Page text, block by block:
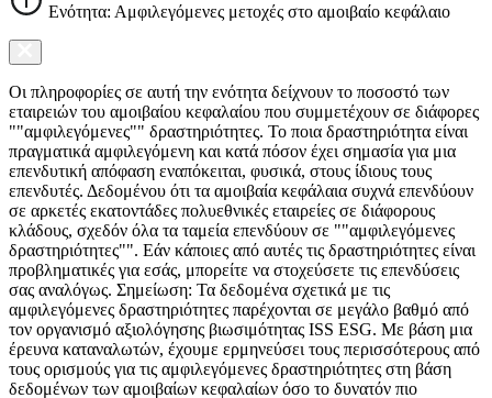
Ενότητα: Αμφιλεγόμενες μετοχές στο αμοιβαίο κεφάλαιο
Οι πληροφορίες σε αυτή την ενότητα δείχνουν το ποσοστό των
εταιρειών του αμοιβαίου κεφαλαίου που συμμετέχουν σε διάφορες
""αμφιλεγόμενες"" δραστηριότητες. Το ποια δραστηριότητα είναι
πραγματικά αμφιλεγόμενη και κατά πόσον έχει σημασία για μια
επενδυτική απόφαση εναπόκειται, φυσικά, στους ίδιους τους
επενδυτές. Δεδομένου ότι τα αμοιβαία κεφάλαια συχνά επενδύουν
σε αρκετές εκατοντάδες πολυεθνικές εταιρείες σε διάφορους
κλάδους, σχεδόν όλα τα ταμεία επενδύουν σε ""αμφιλεγόμενες
δραστηριότητες"". Εάν κάποιες από αυτές τις δραστηριότητες είναι
προβληματικές για εσάς, μπορείτε να στοχεύσετε τις επενδύσεις
σας αναλόγως. Σημείωση: Τα δεδομένα σχετικά με τις
αμφιλεγόμενες δραστηριότητες παρέχονται σε μεγάλο βαθμό από
τον οργανισμό αξιολόγησης βιωσιμότητας ISS ESG. Με βάση μια
έρευνα καταναλωτών, έχουμε ερμηνεύσει τους περισσότερους από
τους ορισμούς για τις αμφιλεγόμενες δραστηριότητες στη βάση
δεδομένων των αμοιβαίων κεφαλαίων όσο το δυνατόν πιο